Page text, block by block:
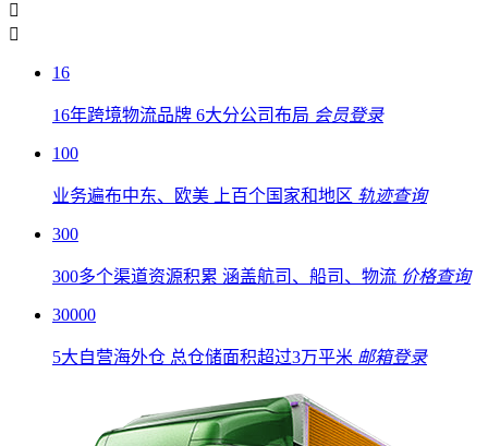


16
16年跨境物流品牌 6大分公司布局 会员登录
100
业务遍布中东、欧美 上百个国家和地区 轨迹查询
300
300多个渠道资源积累 涵盖航司、船司、物流 价格查询
30000
5大自营海外仓 总仓储面积超过3万平米 邮箱登录